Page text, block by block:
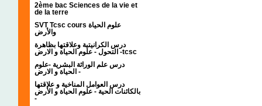
2ème bac Sciences de la vie et
de la terre
SVT Tcsc cours علوم الحياة
والأرض
درس الكرانيتية وعلاقتها بظاهرة
التحول - علوم الحياة و الارض -tcsc
درس علم الوراثة البشرية -علوم
الحياة و الارض -
درس العوامل المناخية و علاقتها
بالكائنات الحية - علوم الحياة و الأرض
-